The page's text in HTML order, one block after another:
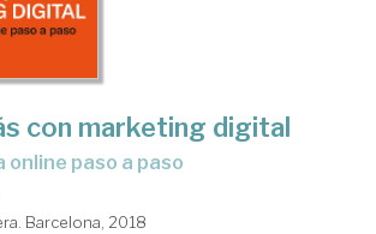
con marketing digital
online paso a paso
Barcelona, 2018